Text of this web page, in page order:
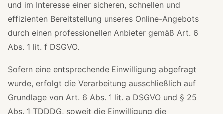
und im Interesse einer sicheren, schnellen und
effizienten Bereitstellung unseres Online-Angebots
durch einen professionellen Anbieter gemäß Art. 6
Abs. 1 lit. f DSGVO.
Sofern eine entsprechende Einwilligung abgefragt
wurde, erfolgt die Verarbeitung ausschließlich auf
Grundlage von Art. 6 Abs. 1 lit. a DSGVO und § 25
Abs. 1 TDDDG, soweit die Einwilligung die